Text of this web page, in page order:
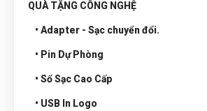
QUÀ TẶNG CÔNG NGHỆ
• Adapter - Sạc chuyển đổi.
• Pin Dự Phòng
• Sổ Sạc Cao Cấp
• USB In Logo